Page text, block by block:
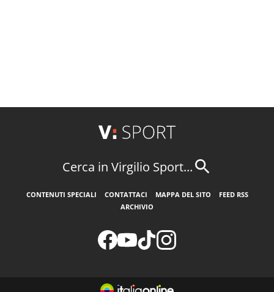
Cerca in Virgilio Sport...
CONTENUTI SPECIALI CONTATTACI MAPPA DEL SITO
FEED RSS
ARCHIVIO